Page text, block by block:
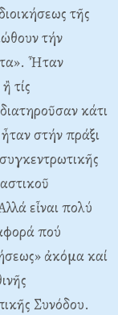
τῆς
τήν
Ἦταν
τίς
κάτι
στήν πράξι
εἶναι πολύ
πού
ἀκόμα καί
Συνόδου.